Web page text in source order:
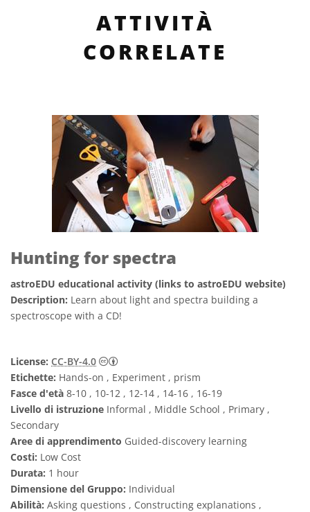
ATTIVITÀ
CORRELATE
Hunting for spectra
astroEDU educational activity (links to astroEDU website)
Description: Learn about light and spectra building a
spectroscope with a CD!
License: CC-BY-4.0
Creative Commons Attribuzione 4.0
Etichette: Hands-on , Experiment , prism
Fasce d'età 8-10 , 10-12 , 12-14 , 14-16 , 16-19
Livello di istruzione Informal , Middle School , Primary ,
Secondary
Aree di apprendimento Guided-discovery learning
Costi: Low Cost
Durata: 1 hour
Dimensione del Gruppo: Individual
Abilità: Asking questions , Constructing explanations ,